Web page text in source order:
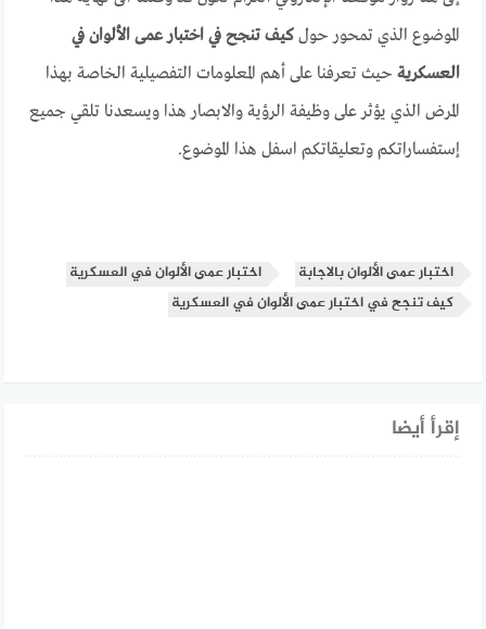
الموضوع الذي تمحور حولكيف تنجح في اختبار عمى الألوان في
العسكرية حيث تعرفنا على أهم المعلومات التفصيلية الخاصة بهذا
المرض الذي يؤثر على وظيفة الرؤية والابصار هذا ويسعدنا تلقي جميع
إستفساراتكم وتعليقاتكم اسفل هذا الموضوع.
اختبار عمى الألوان بالاجابة
اختبار عمى الألوان في العسكرية
كيف تنجح في اختبار عمى الألوان في العسكرية
إقرأ أيضا